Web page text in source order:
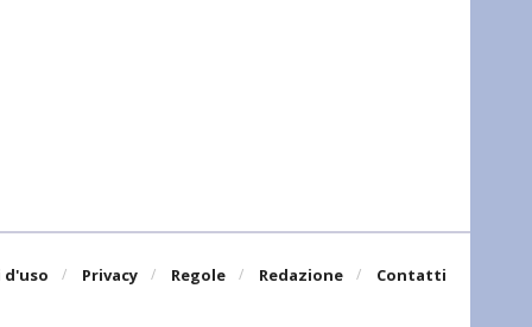
d'uso Privacy Regole Redazione Contatti